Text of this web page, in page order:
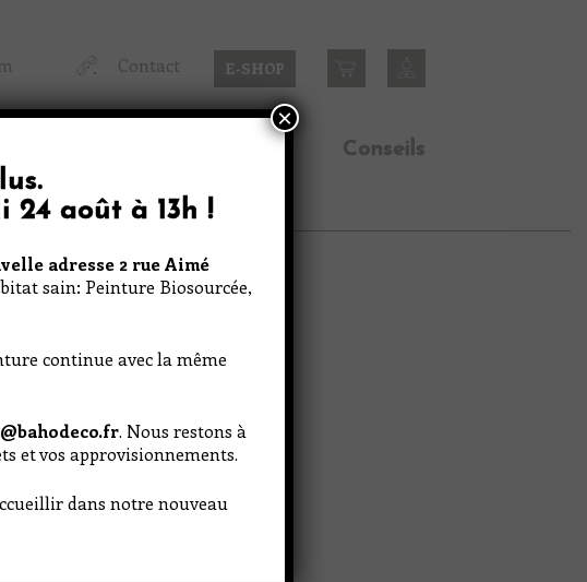
Contact E-SHOP
Conseils
.
24 août à 13h !
adresse 2 rue Aimé
sain: Peinture Biosourcée,
continue avec la même
. Nous restons à
et vos approvisionnements.
dans notre nouveau
×